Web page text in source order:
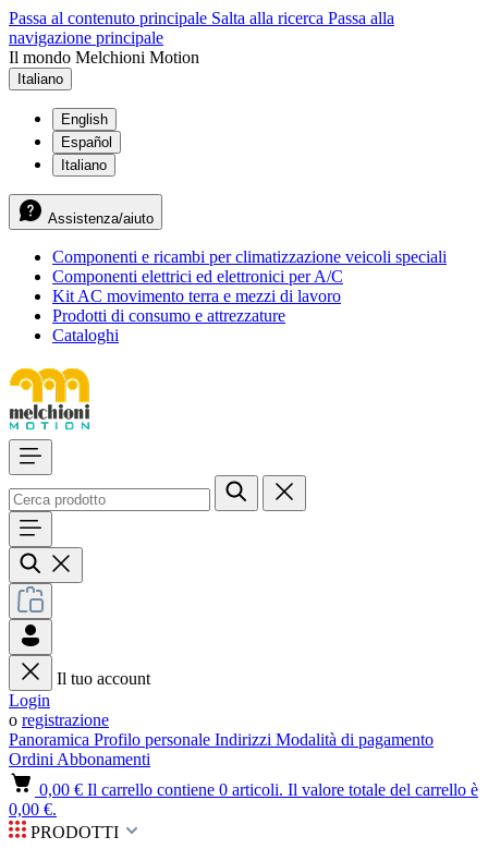
Passa al contenuto principale Salta alla ricerca Passa alla
navigazione principale
Il mondo Melchioni Motion
Italiano
English
Español
Italiano
Assistenza/aiuto
Componenti e ricambi per climatizzazione veicoli speciali
Componenti elettrici ed elettronici per A/C
Kit AC movimento terra e mezzi di lavoro
Prodotti di consumo e attrezzature
Cataloghi
Il tuo account
Login
o registrazione
Panoramica Profilo personale Indirizzi Modalità di pagamento
Ordini Abbonamenti
0,00 € Il carrello contiene 0 articoli. Il valore totale del carrello è
0,00 €.
PRODOTTI